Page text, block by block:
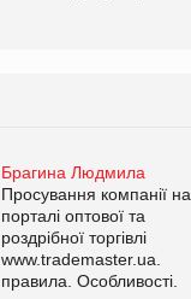
Брагина Людмила
Просування компанії на
порталі оптової та
роздрібної торгівлі
www.trademaster.ua.
правила. Особливості.